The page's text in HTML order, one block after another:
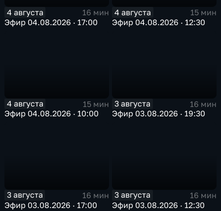
4 августа
16 мин
Эфир 04.08.2026 · 17:00
4 августа
15 мин
Эфир 04.08.2026 · 12:30
4 августа
15 мин
Эфир 04.08.2026 · 10:00
3 августа
16 мин
Эфир 03.08.2026 · 19:30
3 августа
16 мин
Эфир 03.08.2026 · 17:00
3 августа
16 мин
Эфир 03.08.2026 · 12:30